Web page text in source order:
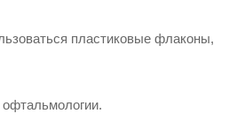
пластиковые флаконы,
офтальмологии.